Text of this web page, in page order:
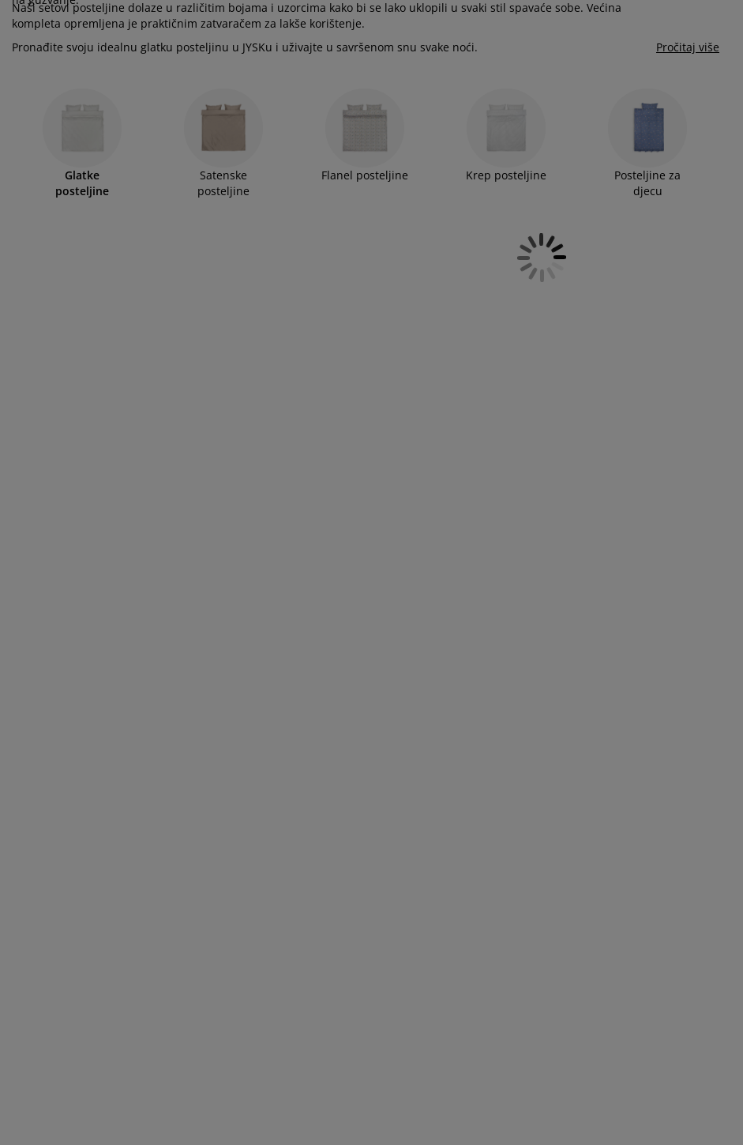
kreveta
kreveta sa spremnikom
namještaja
rasvjeta
potrepštine
Naši setovi posteljine dolaze u različitim bojama i uzorcima kako bi se lako uklopili u svaki stil spavaće sobe. Većina
kompleta opremljena je praktičnim zatvaračem za lakše korištenje.
Pronađite svoju idealnu glatku posteljinu u JYSKu i uživajte u savršenom snu svake noći.
Pročitaj više
Glatke
posteljine
Satenske
posteljine
Flanel posteljine Krep posteljine
Posteljine za
djecu